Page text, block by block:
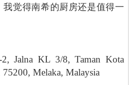
我觉得南希的厨房还是值得一
Jalna KL 3/8, Taman Kota
75200, Melaka, Malaysia